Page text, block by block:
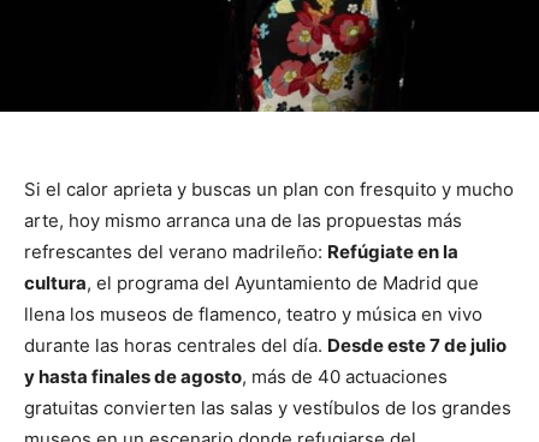
Si el calor aprieta y buscas un plan con fresquito y mucho
arte, hoy mismo arranca una de las propuestas más
refrescantes del verano madrileño: Refúgiate en la
cultura, el programa del Ayuntamiento de Madrid que
llena los museos de flamenco, teatro y música en vivo
durante las horas centrales del día. Desde este 7 de julio
y hasta finales de agosto, más de 40 actuaciones
gratuitas convierten las salas y vestíbulos de los grandes